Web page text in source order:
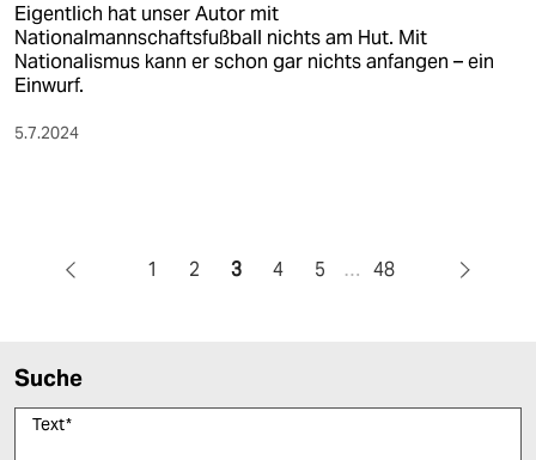
Eigentlich hat unser Autor mit
Nationalmannschaftsfußball nichts am Hut. Mit
Nationalismus kann er schon gar nichts anfangen – ein
Einwurf.
5.7.2024
1 2 3 4 5 … 48
Suche
Text*